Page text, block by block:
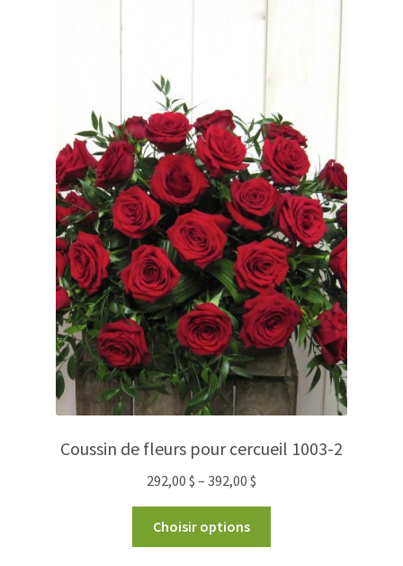
Coussin de fleurs pour cercueil 1003-2
292,00 $ – 392,00 $
Choisir options